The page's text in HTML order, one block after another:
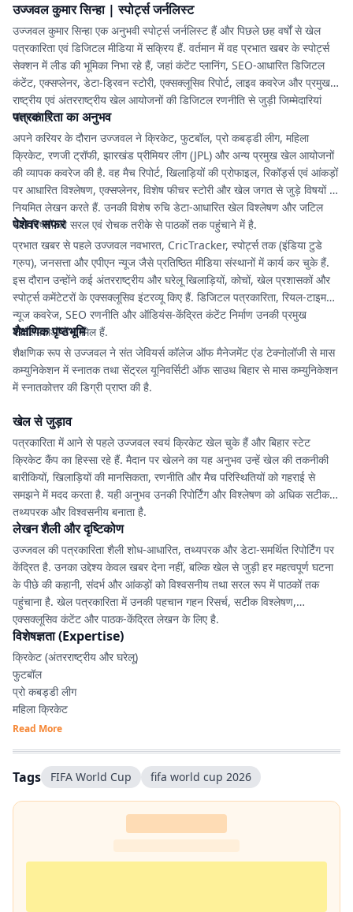
उज्जवल कुमार सिन्हा | स्पोर्ट्स जर्नलिस्ट
उज्जवल कुमार सिन्हा एक अनुभवी स्पोर्ट्स जर्नलिस्ट हैं और पिछले छह वर्षों से खेल
पत्रकारिता एवं डिजिटल मीडिया में सक्रिय हैं. वर्तमान में वह प्रभात खबर के स्पोर्ट्स
सेक्शन में लीड की भूमिका निभा रहे हैं, जहां कंटेंट प्लानिंग, SEO-आधारित डिजिटल
कंटेंट, एक्सप्लेनर, डेटा-ड्रिवन स्टोरी, एक्सक्लूसिव रिपोर्ट, लाइव कवरेज और प्रमुख
राष्ट्रीय एवं अंतरराष्ट्रीय खेल आयोजनों की डिजिटल रणनीति से जुड़ी जिम्मेदारियां
संभालते हैं.
पत्रकारिता का अनुभव
अपने करियर के दौरान उज्जवल ने क्रिकेट, फुटबॉल, प्रो कबड्डी लीग, महिला
क्रिकेट, रणजी ट्रॉफी, झारखंड प्रीमियर लीग (JPL) और अन्य प्रमुख खेल आयोजनों
की व्यापक कवरेज की है. वह मैच रिपोर्ट, खिलाड़ियों की प्रोफाइल, रिकॉर्ड्स एवं आंकड़ों
पर आधारित विश्लेषण, एक्सप्लेनर, विशेष फीचर स्टोरी और खेल जगत से जुड़े विषयों पर
नियमित लेखन करते हैं. उनकी विशेष रुचि डेटा-आधारित खेल विश्लेषण और जटिल
खेल विषयों को सरल एवं रोचक तरीके से पाठकों तक पहुंचाने में है.
पेशेवर सफर
प्रभात खबर से पहले उज्जवल नवभारत, CricTracker, स्पोर्ट्स तक (इंडिया टुडे
ग्रुप), जनसत्ता और एपीएन न्यूज जैसे प्रतिष्ठित मीडिया संस्थानों में कार्य कर चुके हैं.
इस दौरान उन्होंने कई अंतरराष्ट्रीय और घरेलू खिलाड़ियों, कोचों, खेल प्रशासकों और
स्पोर्ट्स कमेंटेटरों के एक्सक्लूसिव इंटरव्यू किए हैं. डिजिटल पत्रकारिता, रियल-टाइम
न्यूज कवरेज, SEO रणनीति और ऑडियंस-केंद्रित कंटेंट निर्माण उनकी प्रमुख
कार्यक्षमताओं में शामिल हैं.
शैक्षणिक पृष्ठभूमि
शैक्षणिक रूप से उज्जवल ने संत जेवियर्स कॉलेज ऑफ मैनेजमेंट एंड टेक्नोलॉजी से मास
कम्युनिकेशन में स्नातक तथा सेंट्रल यूनिवर्सिटी ऑफ साउथ बिहार से मास कम्युनिकेशन
में स्नातकोत्तर की डिग्री प्राप्त की है.
खेल से जुड़ाव
पत्रकारिता में आने से पहले उज्जवल स्वयं क्रिकेट खेल चुके हैं और बिहार स्टेट
क्रिकेट कैंप का हिस्सा रहे हैं. मैदान पर खेलने का यह अनुभव उन्हें खेल की तकनीकी
बारीकियों, खिलाड़ियों की मानसिकता, रणनीति और मैच परिस्थितियों को गहराई से
समझने में मदद करता है. यही अनुभव उनकी रिपोर्टिंग और विश्लेषण को अधिक सटीक,
तथ्यपरक और विश्वसनीय बनाता है.
लेखन शैली और दृष्टिकोण
उज्जवल की पत्रकारिता शैली शोध-आधारित, तथ्यपरक और डेटा-समर्थित रिपोर्टिंग पर
केंद्रित है. उनका उद्देश्य केवल खबर देना नहीं, बल्कि खेल से जुड़ी हर महत्वपूर्ण घटना
के पीछे की कहानी, संदर्भ और आंकड़ों को विश्वसनीय तथा सरल रूप में पाठकों तक
पहुंचाना है. खेल पत्रकारिता में उनकी पहचान गहन रिसर्च, सटीक विश्लेषण,
एक्सक्लूसिव कंटेंट और पाठक-केंद्रित लेखन के लिए है.
विशेषज्ञता (Expertise)
क्रिकेट (अंतरराष्ट्रीय और घरेलू)
फुटबॉल
प्रो कबड्डी लीग
महिला क्रिकेट
IPL, रणजी ट्रॉफी, JPL एवं अन्य घरेलू टूर्नामेंट
SEO-आधारित डिजिटल कंटेंट
एक्सक्लूसिव इंटरव्यू
रिकॉर्ड्स, आंकड़े एवं रिसर्च आधारित रिपोर्टिंग
Read More
Tags FIFA World Cup fifa world cup 2026